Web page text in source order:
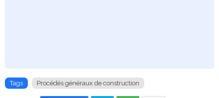
Tags Procédés généraux de construction